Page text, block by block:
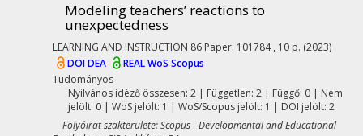
Modeling teachers’ reactions to
unexpectedness
LEARNING AND INSTRUCTION 86 Paper: 101784 , 10 p. (2023)
DOIDEA REALWoS Scopus
Tudományos
Nyilvános idéző összesen: 2| Független: 2 | Függő: 0 | Nem
jelölt: 0 | WoS jelölt: 1 | WoS/Scopus jelölt: 1 | DOI jelölt: 2
Folyóirat szakterülete: Scopus - Developmental and Educational